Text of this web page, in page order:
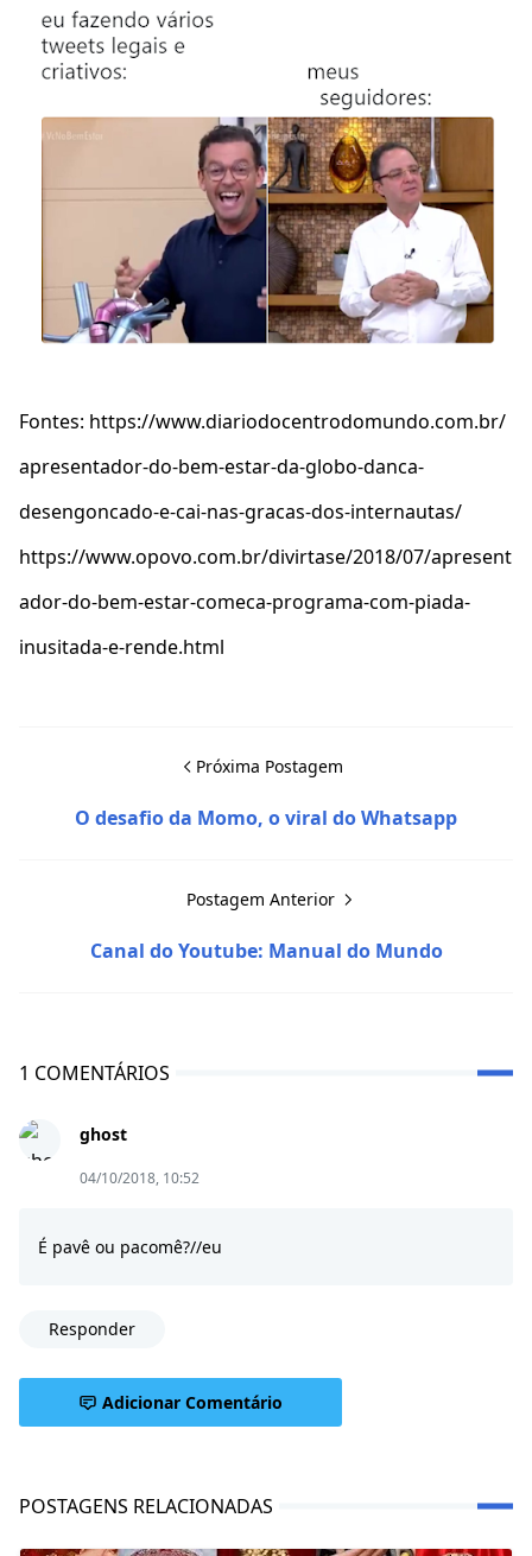
Fontes: https://www.diariodocentrodomundo.com.br/
apresentador-do-bem-estar-da-globo-danca-
desengoncado-e-cai-nas-gracas-dos-internautas/
https://www.opovo.com.br/divirtase/2018/07/apresent
ador-do-bem-estar-comeca-programa-com-piada-
inusitada-e-rende.html
Próxima Postagem
O desafio da Momo, o viral do Whatsapp
Postagem Anterior
Canal do Youtube: Manual do Mundo
1 COMENTÁRIOS
ghost
04/10/2018, 10:52
É pavê ou pacomê?//eu
Responder
Adicionar Comentário
POSTAGENS RELACIONADAS